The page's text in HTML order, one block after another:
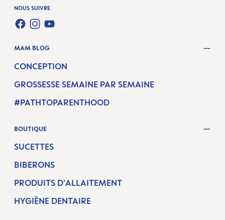
NOUS SUIVRE
FACEBOOK
INSTAGRAM
YOUTUBE
MAM BLOG
CONCEPTION
GROSSESSE SEMAINE PAR SEMAINE
#PATHTOPARENTHOOD
BOUTIQUE
SUCETTES
BIBERONS
PRODUITS D'ALLAITEMENT
HYGIÈNE DENTAIRE